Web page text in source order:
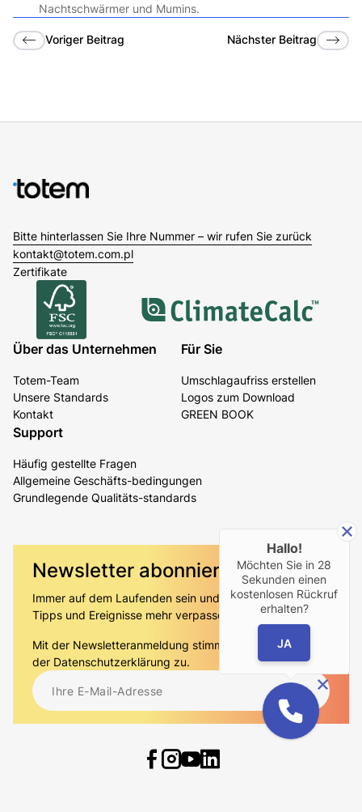
Nachtschwärmer und Mumins.
Voriger Beitrag Nächster Beitrag
Bitte hinterlassen Sie Ihre Nummer – wir rufen Sie zurück
kontakt@totem.com.pl
Zertifikate
Über das Unternehmen
Totem-Team
Unsere Standards
Kontakt
Für Sie
Umschlagaufriss erstellen
Logos zum Download
GREEN BOOK
Support
Häufig gestellte Fragen
Allgemeine Geschäfts-bedingungen
Grundlegende Qualitäts-standards
Newsletter abonnieren
Immer auf dem Laufenden sein und keine Angebote,
Tipps und Ereignisse mehr verpassen!
Mit der Newsletteranmeldung stimmen Sie gleichzeitig
der Datenschutzerklärung zu.
Hallo!
Möchten Sie in 28
Sekunden einen
kostenlosen Rückruf
erhalten?
JA